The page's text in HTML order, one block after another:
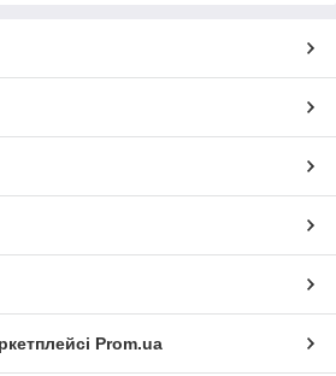
Prom.ua